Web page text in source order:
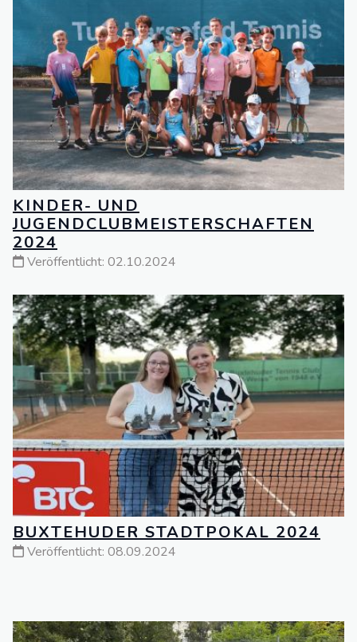
KINDER- UND
JUGENDCLUBMEISTERSCHAFTEN
2024
Veröffentlicht: 02.10.2024
BUXTEHUDER STADTPOKAL 2024
Veröffentlicht: 08.09.2024